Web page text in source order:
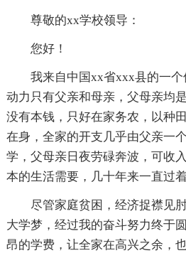
尊敬的xx学校领导：
您好！
我来自中国xx省xxx县的一
动力只有父亲和母亲，父母亲均
没有本钱，只好在家务农，以种
在身，全家的开支几乎由父亲一
学，父母亲日夜劳碌奔波，可收
本的生活需要，几十年来一直过
尽管家庭贫困，经济捉襟见
大学梦，经过我的奋斗努力终于
昂的学费，让全家在高兴之余，